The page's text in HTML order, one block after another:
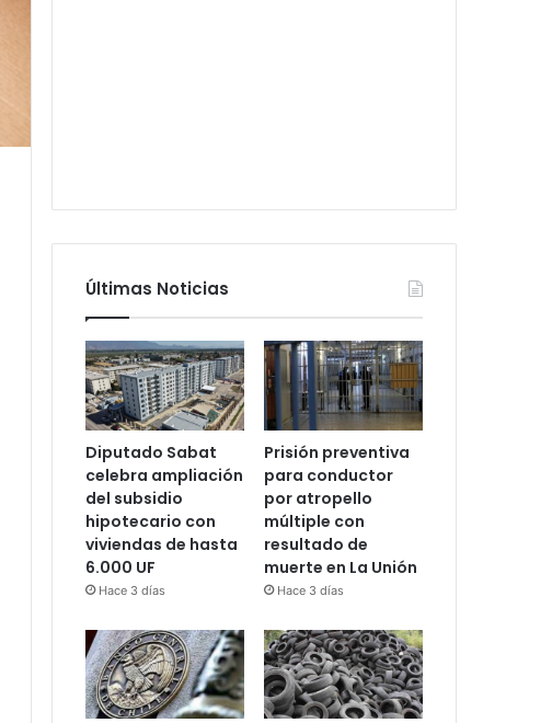
Últimas Noticias
Diputado Sabat
celebra ampliación
del subsidio
hipotecario con
viviendas de hasta
6.000 UF
Hace 3 días
Prisión preventiva
para conductor
por atropello
múltiple con
resultado de
muerte en La Unión
Hace 3 días